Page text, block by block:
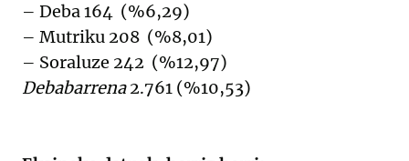
– Deba 164 (%6,29)
– Mutriku 208 (%8,01)
– Soraluze 242 (%12,97)
Debabarrena2.761 (%10,53)